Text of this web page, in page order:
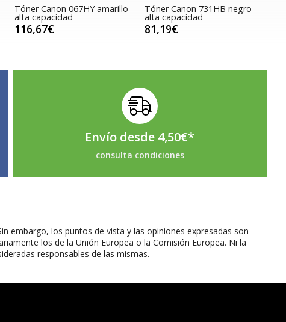
Tóner Canon 067HY amarillo
alta capacidad
116,67€
Tóner Canon 731HB negro
alta capacidad
81,19€
Envío desde 4,50€*
consulta condiciones
embargo, los puntos de vista y las opiniones expresadas son
los de la Unión Europea o la Comisión Europea. Ni la
responsables de las mismas.